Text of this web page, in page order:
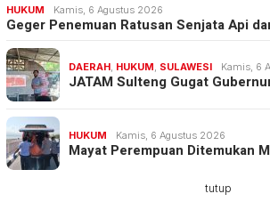
HUKUM Kamis, 6 Agustus 2026
Geger Penemuan Ratusan Senjata Api
DAERAH HUKUM SULAWESI Kamis, 6
JATAM Sulteng Gugat
HUKUM Kamis, 6 Agustus 2026
Mayat Perempuan Ditemukan
tutup